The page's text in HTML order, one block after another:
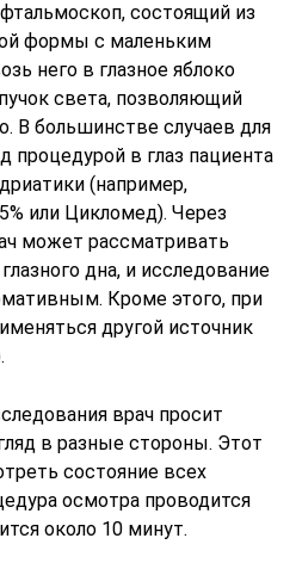
состоящий из
формы с маленьким
него в глазное яблоко
света, позволяющий
В большинстве случаев для
процедурой в глаз пациента
(например,
или Цикломед). Через
может рассматривать
дна, и исследование
Кроме этого, при
другой источник
врач просит
в разные стороны. Этот
состояние всех
осмотра проводится
около 10 минут.